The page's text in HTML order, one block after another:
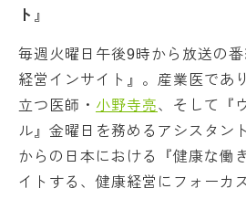
ト 』
毎週火曜日午後9時から放送の
経営インサイト』。産業医であ
立つ医師・ 小野寺亮、そして『
ル』金曜日を務めるアシスタン
からの日本における『健康な働
イトする、健康経営にフォーカ